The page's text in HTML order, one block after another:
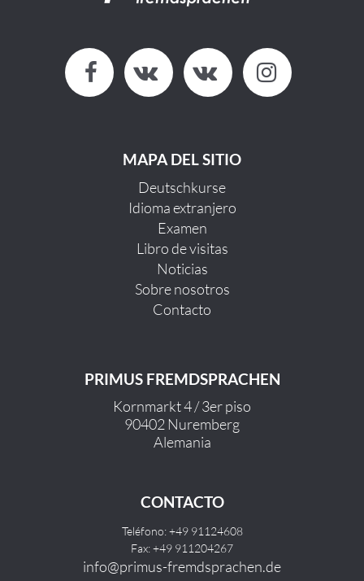
MAPA DEL SITIO
Deutschkurse
Idioma extranjero
Examen
Libro de visitas
Noticias
Sobre nosotros
Contacto
PRIMUS FREMDSPRACHEN
Kornmarkt 4 / 3er piso
90402 Nuremberg
Alemania
CONTACTO
Teléfono: +49 91124608
Fax: +49 911204267
info@primus-fremdsprachen.de